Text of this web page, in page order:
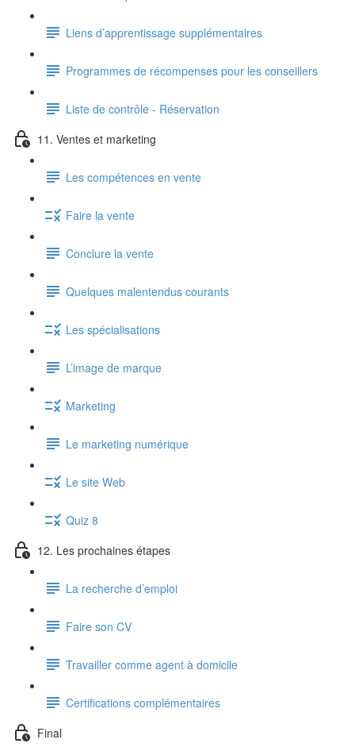
Liens d’apprentissage supplémentaires
Programmes de récompenses pour les conseillers
Liste de contrôle - Réservation
11. Ventes et marketing
Les compétences en vente
Faire la vente
Conclure la vente
Quelques malentendus courants
Les spécialisations
L’image de marque
Marketing
Le marketing numérique
Le site Web
Quiz 8
12. Les prochaines étapes
La recherche d’emploi
Faire son CV
Travailler comme agent à domicile
Certifications complémentaires
Final